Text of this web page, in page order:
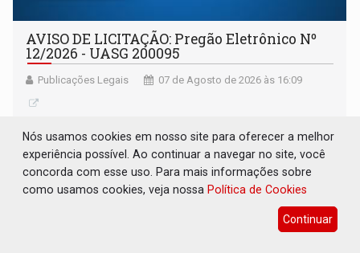
AVISO DE LICITAÇÃO: Pregão Eletrônico Nº
12/2026 - UASG 200095
Publicações Legais 07 de Agosto de 2026 às 16:09
Nós usamos cookies em nosso site para oferecer a melhor
experiência possível. Ao continuar a navegar no site, você
concorda com esse uso. Para mais informações sobre
como usamos cookies, veja nossa Política de Cookies
Continuar